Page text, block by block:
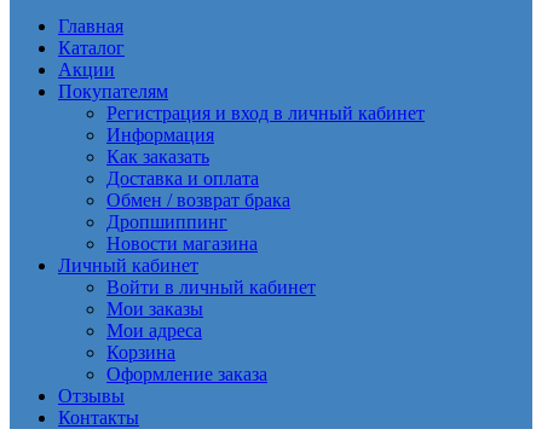
Главная
Каталог
Акции
Покупателям
Регистрация и вход в личный кабинет
Информация
Как заказать
Доставка и оплата
Обмен / возврат брака
Дропшиппинг
Новости магазина
Личный кабинет
Войти в личный кабинет
Мои заказы
Мои адреса
Корзина
Оформление заказа
Отзывы
Контакты